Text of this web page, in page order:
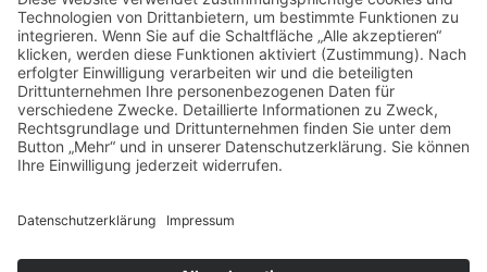
Schreiben Sie uns eine E-Mail
Ein Hotel der Kolping-Gruppe
Gesund Tagen im Kloster im Kneipp-Kurhotel in Bad Wörishofen
Hotel Alpenblick Ohlstadt – zwischen Garmisch-
Partenkirchen/Murnau
Family & Spa in Alsópáhok – Kurhotel und Familienhotel am